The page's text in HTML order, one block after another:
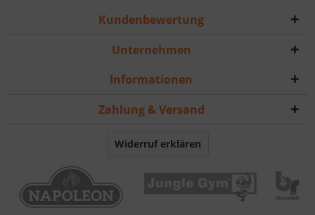
Kundenbewertung
Unternehmen
Informationen
Zahlung & Versand
Widerruf erklären